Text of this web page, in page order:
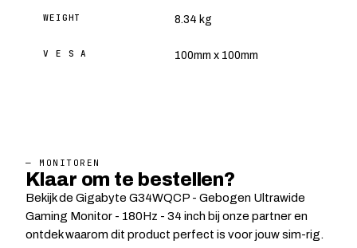
WEIGHT 8.34 kg
V E S A 100mm x 100mm
— MONITOREN
Klaar om te bestellen?
Bekijk de Gigabyte G34WQCP - Gebogen Ultrawide
Gaming Monitor - 180Hz - 34 inch bij onze partner en
ontdek waarom dit product perfect is voor jouw sim-rig.